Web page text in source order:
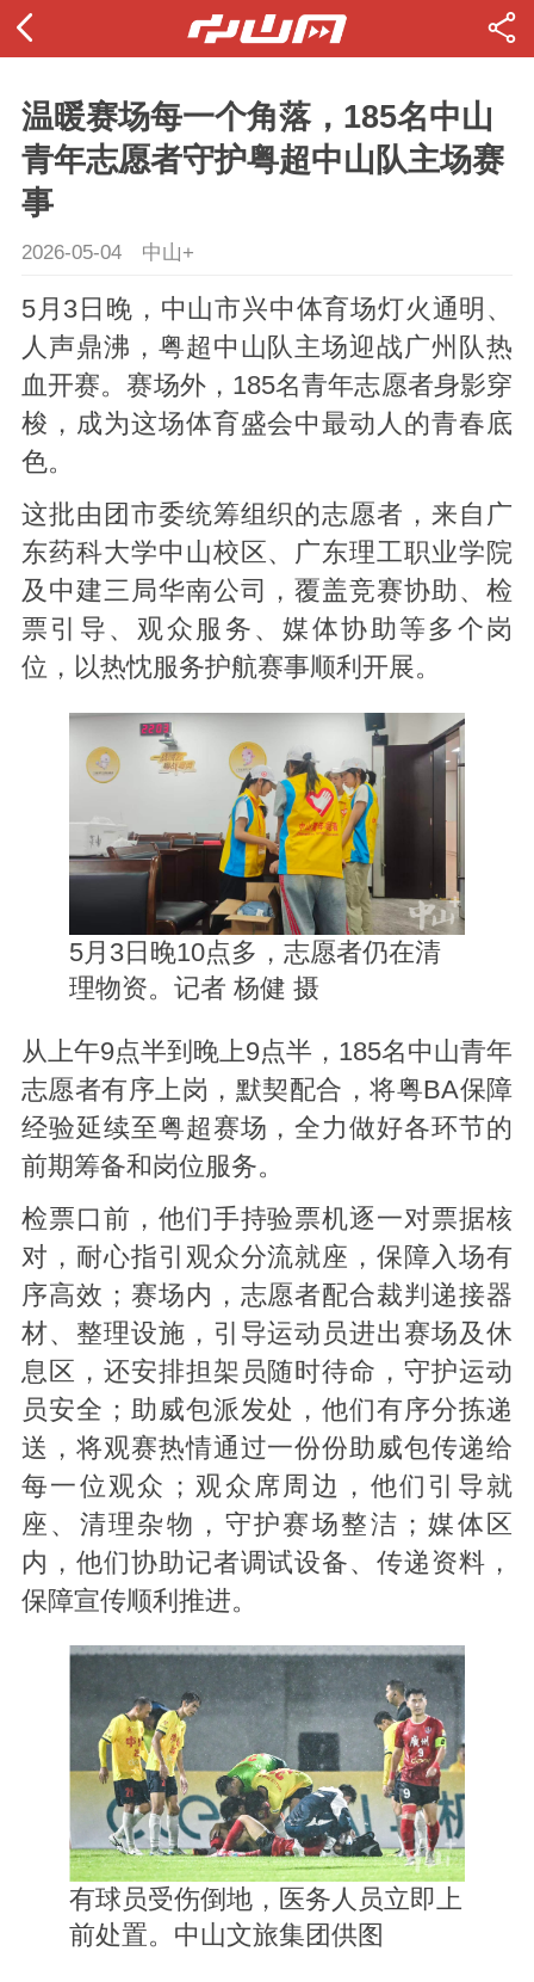
温暖赛场每一个角落，185名中山
青年志愿者守护粤超中山队主场赛
事
2026-05-04 中山+
5月3日晚，中山市兴中体育场灯火通明、
人声鼎沸，粤超中山队主场迎战广州队热
血开赛。赛场外，185名青年志愿者身影穿
梭，成为这场体育盛会中最动人的青春底
色。
这批由团市委统筹组织的志愿者，来自广
东药科大学中山校区、广东理工职业学院
及中建三局华南公司，覆盖竞赛协助、检
票引导、观众服务、媒体协助等多个岗
位，以热忱服务护航赛事顺利开展。
5月3日晚10点多，志愿者仍在清
理物资。记者 杨健 摄
从上午9点半到晚上9点半，185名中山青年
志愿者有序上岗，默契配合，将粤BA保障
经验延续至粤超赛场，全力做好各环节的
前期筹备和岗位服务。
检票口前，他们手持验票机逐一对票据核
对，耐心指引观众分流就座，保障入场有
序高效；赛场内，志愿者配合裁判递接器
材、整理设施，引导运动员进出赛场及休
息区，还安排担架员随时待命，守护运动
员安全；助威包派发处，他们有序分拣递
送，将观赛热情通过一份份助威包传递给
每一位观众；观众席周边，他们引导就
座、清理杂物，守护赛场整洁；媒体区
内，他们协助记者调试设备、传递资料，
保障宣传顺利推进。
有球员受伤倒地，医务人员立即上
前处置。中山文旅集团供图